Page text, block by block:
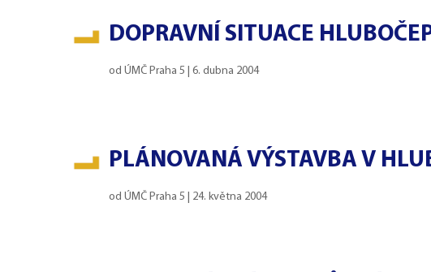
DOPRAVNÍ SITUACE
odÚMČ Praha 5 |6. dubna 2004
PLÁNOVANÁ VÝSTAVBA V
odÚMČ Praha 5 24. května 2004